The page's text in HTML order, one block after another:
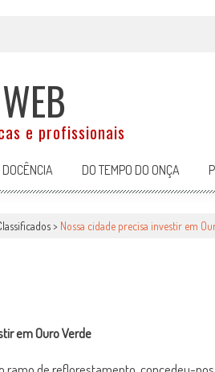
e profissionais
DOCÊNCIA DO TEMPO DO ONÇA
> Nossa cidade precisa investir em
INVESTIR EM
em Ouro Verde